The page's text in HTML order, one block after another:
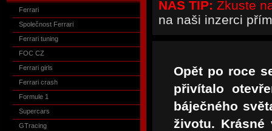
Ferrari
Společnost Ferrari
Ferrari tuning
FOC CZ
Ferrari girls
Ferrari crash
Formule 1
Supercars
GTracing
NÁŠ TIP: Zkuste
na naši inzerci
Opět po roce
přivítalo
báječného
životu. Krásné